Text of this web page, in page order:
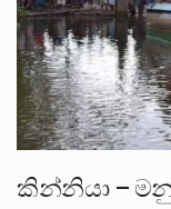
කින්නියා –